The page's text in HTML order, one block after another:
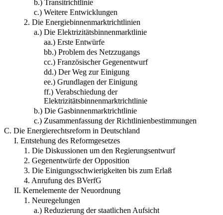
b.) Transitrichtlinie
c.) Weitere Entwicklungen
2. Die Energiebinnenmarktrichtlinien
a.) Die Elektrizitätsbinnenmarktlinie
aa.) Erste Entwürfe
bb.) Problem des Netzzugangs
cc.) Französischer Gegenentwurf
dd.) Der Weg zur Einigung
ee.) Grundlagen der Einigung
ff.) Verabschiedung der
Elektrizitätsbinnenmarktrichtlinie
b.) Die Gasbinnenmarktrichtlinie
c.) Zusammenfassung der Richtlinienbestimmungen
C. Die Energierechtsreform in Deutschland
I. Entstehung des Reformgesetzes
1. Die Diskussionen um den Regierungsentwurf
2. Gegenentwürfe der Opposition
3. Die Einigungsschwierigkeiten bis zum Erlaß
4. Anrufung des BVerfG
II. Kernelemente der Neuordnung
1. Neuregelungen
a.) Reduzierung der staatlichen Aufsicht